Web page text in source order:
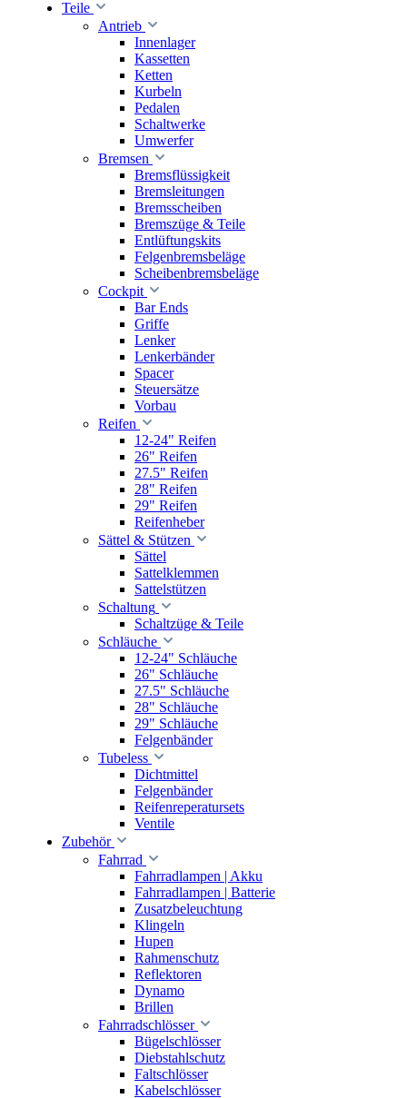
Teile
Antrieb
Innenlager
Kassetten
Ketten
Kurbeln
Pedalen
Schaltwerke
Umwerfer
Bremsen
Bremsflüssigkeit
Bremsleitungen
Bremsscheiben
Bremszüge & Teile
Entlüftungskits
Felgenbremsbeläge
Scheibenbremsbeläge
Cockpit
Bar Ends
Griffe
Lenker
Lenkerbänder
Spacer
Steuersätze
Vorbau
Reifen
12-24" Reifen
26" Reifen
27.5" Reifen
28" Reifen
29" Reifen
Reifenheber
Sättel & Stützen
Sättel
Sattelklemmen
Sattelstützen
Schaltung
Schaltzüge & Teile
Schläuche
12-24" Schläuche
26" Schläuche
27.5" Schläuche
28" Schläuche
29" Schläuche
Felgenbänder
Tubeless
Dichtmittel
Felgenbänder
Reifenreperatursets
Ventile
Zubehör
Fahrrad
Fahrradlampen | Akku
Fahrradlampen | Batterie
Zusatzbeleuchtung
Klingeln
Hupen
Rahmenschutz
Reflektoren
Dynamo
Brillen
Fahrradschlösser
Bügelschlösser
Diebstahlschutz
Faltschlösser
Kabelschlösser